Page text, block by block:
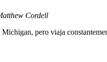
Cordell
pero viaja